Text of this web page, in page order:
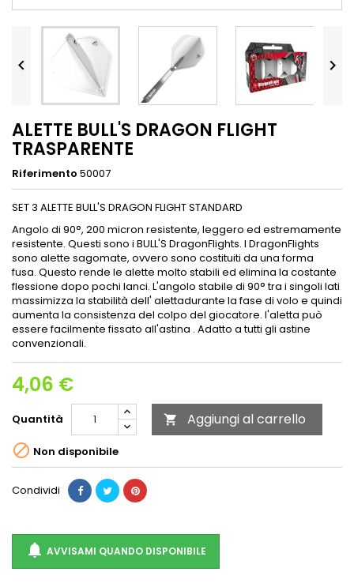
 
ALETTE BULL'S DRAGON FLIGHT
TRASPARENTE
Riferimento 50007
SET 3 ALETTE BULL'S DRAGON FLIGHT STANDARD
Angolo di 90°, 200 micron resistente, leggero ed estremamente
resistente. Questi sono i BULL'S DragonFlights. I DragonFlights
sono alette sagomate, ovvero sono costituiti da una forma
fusa. Questo rende le alette molto stabili ed elimina la costante
flessione dopo pochi lanci. L'angolo stabile di 90° tra i singoli lati
massimizza la stabilità dell' alettadurante la fase di volo e quindi
aumenta la consistenza del colpo del giocatore. l'aletta può
essere facilmente fissato all'astina . Adatto a tutti gli astine
convenzionali.
4,06 €
Quantità  Aggiungi al carrello
 Non disponibile
Condividi
 AVVISAMI QUANDO DISPONIBILE